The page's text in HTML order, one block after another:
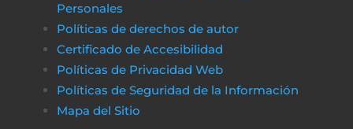
administrativo pueda completarse sin
obstáculos económicos.
De la misma manera, en
jugadores pueden disfrutar de un entorno
de juego claro y sin complicaciones. Al igual
Personales
Políticas de derechos de autor
Certificado de Accesibilidad
Políticas de Privacidad Web
Políticas de Seguridad de la Información
Mapa del Sitio